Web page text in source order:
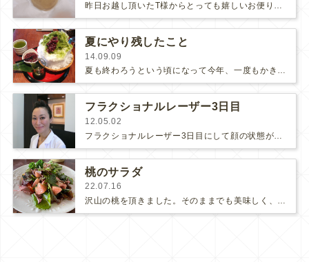
昨日お越し頂いたT様からとっても嬉しいお便りを頂きました。『～略～目の下に入れたヒアルロン酸注の出来映えは完璧で内出血は全く…
夏にやり残したこと
14.09.09
夏も終わろうという頃になって今年、一度もかき氷を食べなかったことを思い出しました。このままではいつまでも悔いが残りそうなので食…
フラクショナルレーザー3日目
12.05.02
桃のサラダ
22.07.16
沢山の桃を頂きました。そのままでも美味しく、たっぷり頂いたのですが、まだまだあるので、ちょっと贅沢にサラダにしてみたら、これが…